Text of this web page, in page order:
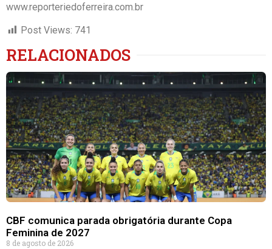
www.reporteriedoferreira.com.br
Post Views: 741
RELACIONADOS
CBF comunica parada obrigatória durante Copa
Feminina de 2027
8 de agosto de 2026